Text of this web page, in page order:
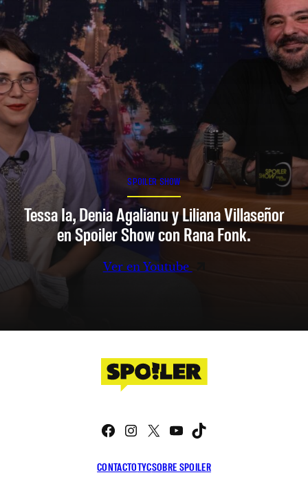
SPOILER SHOW
Tessa Ia, Denia Agalianu y Liliana Villaseñor
en Spoiler Show con Rana Fonk.
Ver en Youtube
CONTACTOTYCSOBRE SPOILER
Facebook
Instagram
X YouTube